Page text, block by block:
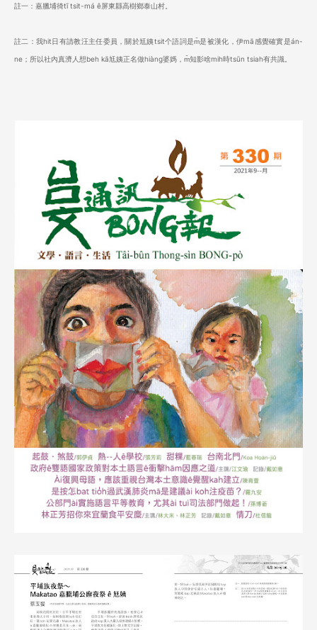
註一：嘉臘埔徛tī tsit-má ê屏東縣高樹鄉泰山村。
註二：我hit日有請教汪主任委員，關於尪姨tsit个語詞是m̄是被漢化，伊mā感覺確實是án-
ne；所以社內真濟人想beh kā尪姨正名做hiàng婆媽，m̄知影啥mih時tsūn tsiah有共識。